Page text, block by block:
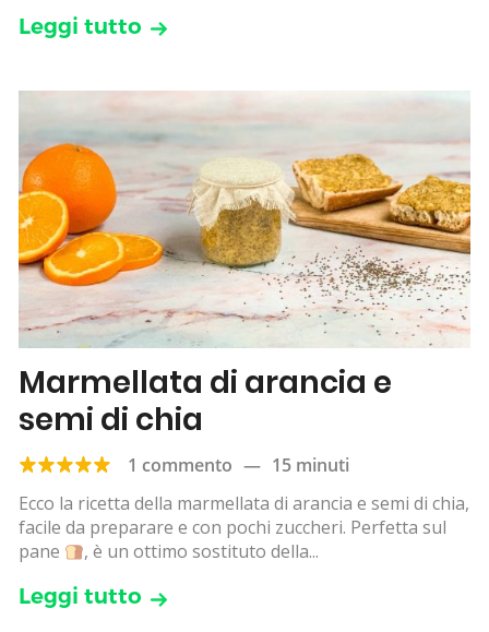
Leggi tutto
Marmellata di arancia e
semi di chia
1 commento — 15 minuti
Ecco la ricetta della marmellata di arancia e semi di chia,
facile da preparare e con pochi zuccheri. Perfetta sul
pane
, è un ottimo sostituto della...
Leggi tutto